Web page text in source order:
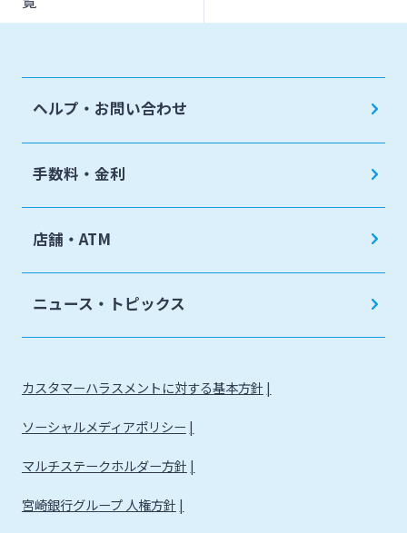
ヘルプ・お問い合わせ
手数料・金利
店舗・ATM
ニュース・トピックス
カスタマーハラスメントに対する基本方針
ソーシャルメディアポリシー
マルチステークホルダー方針
宮崎銀行グループ 人権方針